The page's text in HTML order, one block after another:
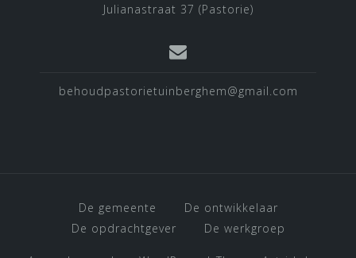
Julianastraat 37 (Pastorie)
behoudpastorietuinberghem@gmail.com
De gemeente
De ontwikkelaar
De opdrachtgever
De werkgroep